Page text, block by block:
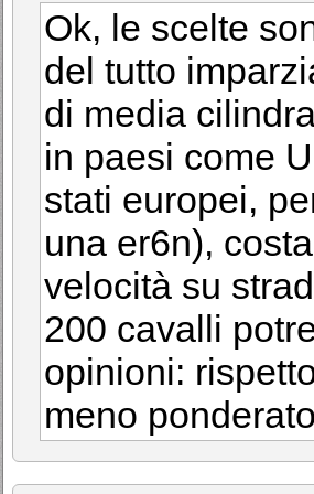
Ok, le scelte
del tutto
di media
in paesi come
stati europei,
una er6n),
velocità su
200 cavalli
opinioni:
meno